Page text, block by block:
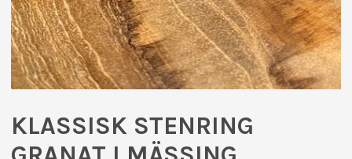
KLASSISK STENRING